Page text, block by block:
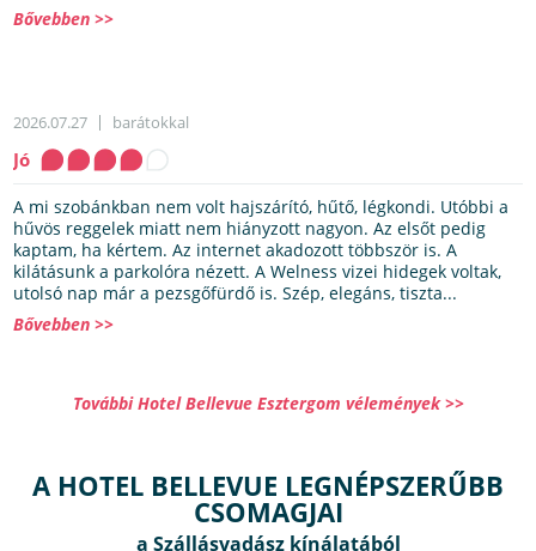
Bővebben >>
2026.07.27 barátokkal
Jó
A mi szobánkban nem volt hajszárító, hűtő, légkondi. Utóbbi a
hűvös reggelek miatt nem hiányzott nagyon. Az elsőt pedig
kaptam, ha kértem. Az internet akadozott többször is. A
kilátásunk a parkolóra nézett. A Welness vizei hidegek voltak,
utolsó nap már a pezsgőfürdő is. Szép, elegáns, tiszta...
Bővebben >>
További Hotel Bellevue Esztergom vélemények >>
A HOTEL BELLEVUE LEGNÉPSZERŰBB
CSOMAGJAI